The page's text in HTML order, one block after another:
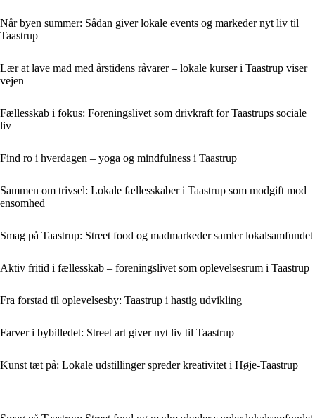
Når byen summer: Sådan giver lokale events og markeder nyt liv til
Taastrup
Lær at lave mad med årstidens råvarer – lokale kurser i Taastrup viser
vejen
Fællesskab i fokus: Foreningslivet som drivkraft for Taastrups sociale
liv
Find ro i hverdagen – yoga og mindfulness i Taastrup
Sammen om trivsel: Lokale fællesskaber i Taastrup som modgift mod
ensomhed
Smag på Taastrup: Street food og madmarkeder samler lokalsamfundet
Aktiv fritid i fællesskab – foreningslivet som oplevelsesrum i Taastrup
Fra forstad til oplevelsesby: Taastrup i hastig udvikling
Farver i bybilledet: Street art giver nyt liv til Taastrup
Kunst tæt på: Lokale udstillinger spreder kreativitet i Høje-Taastrup